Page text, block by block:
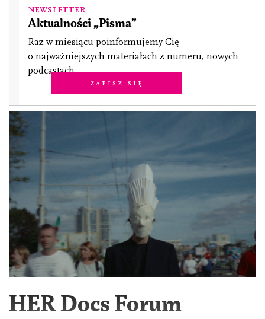
Newsletter
Aktualności „Pisma”
Raz w miesiącu poinformujemy Cię
o najważniejszych materiałach z numeru, nowych
podcastach.
Zapisz się
HER Docs Forum